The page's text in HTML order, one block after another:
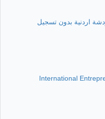
اردنية بدون تسجيل
International